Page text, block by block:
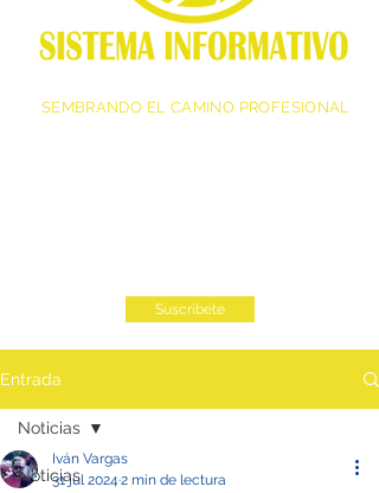
SEMBRANDO EL CAMINO PROFESIONAL
Suscribete
Entrada
Noticias
Noticias
Iván Vargas
31 jul 2024 2 min de lectura